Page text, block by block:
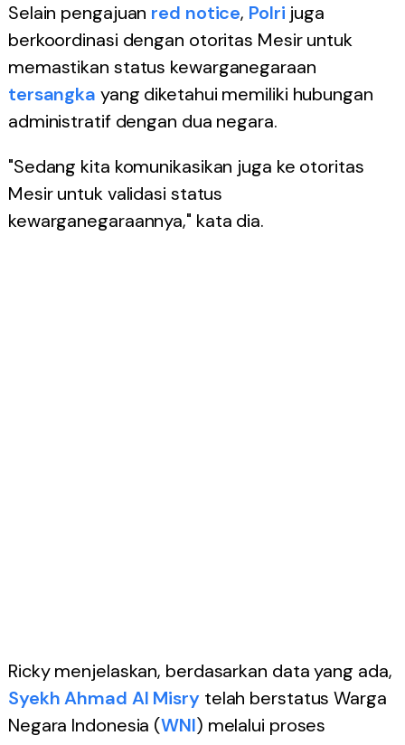
Selain pengajuan red notice, Polri juga
berkoordinasi dengan otoritas Mesir untuk
memastikan status kewarganegaraan
tersangka yang diketahui memiliki hubungan
administratif dengan dua negara.
"Sedang kita komunikasikan juga ke otoritas
Mesir untuk validasi status
kewarganegaraannya," kata dia.
Ricky menjelaskan, berdasarkan data yang ada,
Syekh Ahmad Al Misrytelah berstatus Warga
Negara Indonesia (WNI) melalui proses